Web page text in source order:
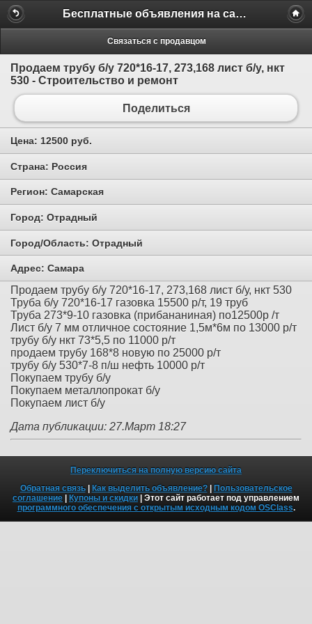
Бесплатные объявления на сайте MILAMO.ru
Связаться с продавцом
Продаем трубу б/у 720*16-17, 273,168 лист б/у, нкт
530 - Строительство и ремонт
Поделиться
Цена: 12500 руб.
Страна: Россия
Регион: Самарская
Город: Отрадный
Город/Область: Отрадный
Адрес: Самара
Продаем трубу б/у 720*16-17, 273,168 лист б/у, нкт 530
Труба б/у 720*16-17 газовка 15500 р/т, 19 труб
Труба 273*9-10 газовка (прибананиная) по12500р /т
Лист б/у 7 мм отличное состояние 1,5м*6м по 13000 р/т
трубу б/у нкт 73*5,5 по 11000 р/т
продаем трубу 168*8 новую по 25000 р/т
трубу б/у 530*7-8 п/ш нефть 10000 р/т
Покупаем трубу б/у
Покупаем металлопрокат б/у
Покупаем лист б/у
Дата публикации: 27.Март 18:27
Переключиться на полную версию сайта
Обратная связь| Как выделить объявление?| Пользовательское
соглашение | Купоны и скидки | Этот сайт работает под управлением
программного обеспечения с открытым исходным кодом OSClass.